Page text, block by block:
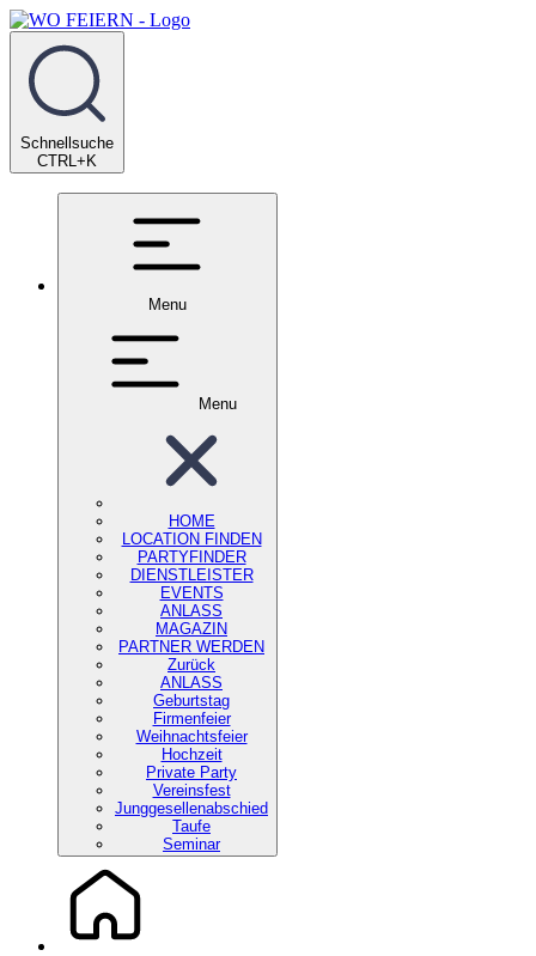
Schnellsuche
CTRL+K
Menu
Menu
HOME
LOCATION FINDEN
PARTYFINDER
DIENSTLEISTER
EVENTS
ANLASS
MAGAZIN
PARTNER WERDEN
Zurück
ANLASS
Geburtstag
Firmenfeier
Weihnachtsfeier
Hochzeit
Private Party
Vereinsfest
Junggesellenabschied
Taufe
Seminar